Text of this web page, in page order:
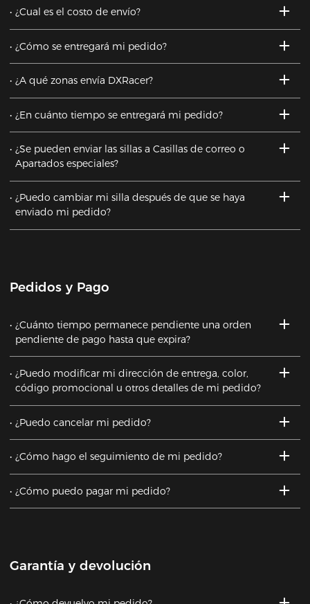
¿Cual es el costo de envío?
¿Cómo se entregará mi pedido?
¿A qué zonas envía DXRacer?
¿En cuánto tiempo se entregará mi pedido?
¿Se pueden enviar las sillas a Casillas de correo o
Apartados especiales?
¿Puedo cambiar mi silla después de que se haya
enviado mi pedido?
Pedidos y Pago
¿Cuánto tiempo permanece pendiente una orden
pendiente de pago hasta que expira?
¿Puedo modificar mi dirección de entrega, color,
código promocional u otros detalles de mi pedido?
¿Puedo cancelar mi pedido?
¿Cómo hago el seguimiento de mi pedido?
¿Cómo puedo pagar mi pedido?
Garantía y devolución